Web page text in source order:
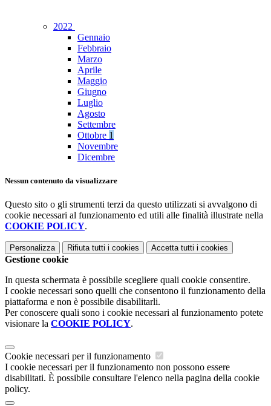
2022
Gennaio
Febbraio
Marzo
Aprile
Maggio
Giugno
Luglio
Agosto
Settembre
Ottobre 1
Novembre
Dicembre
Nessun contenuto da visualizzare
Questo sito o gli strumenti terzi da questo utilizzati si avvalgono di
cookie necessari al funzionamento ed utili alle finalità illustrate nella
COOKIE POLICY.
Personalizza Rifiuta tutti i cookies Accetta tutti i cookies
Gestione cookie
In questa schermata è possibile scegliere quali cookie consentire.
I cookie necessari sono quelli che consentono il funzionamento della
piattaforma e non è possibile disabilitarli.
Per conoscere quali sono i cookie necessari al funzionamento potete
visionare la COOKIE POLICY.
Cookie necessari per il funzionamento
I cookie necessari per il funzionamento non possono essere
disabilitati. È possibile consultare l'elenco nella pagina della cookie
policy.